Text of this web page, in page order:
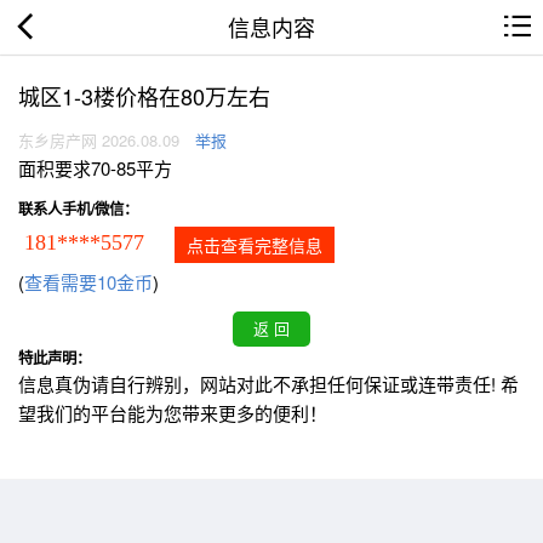
信息内容
城区1-3楼价格在80万左右
东乡房产网 2026.08.09 举报
面积要求70-85平方
联系人手机/微信：
181****5577 点击查看完整信息
(查看需要10金币)
特此声明：
信息真伪请自行辨别，网站对此不承担任何保证或连带责任! 希
望我们的平台能为您带来更多的便利！